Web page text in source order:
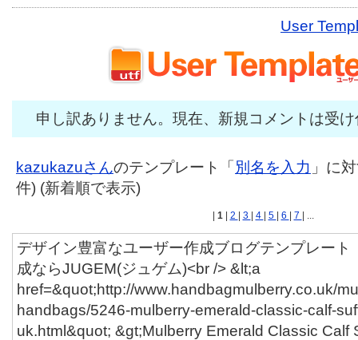
User
申し訳ありません。現在、新規コメントは受
kazukazuさんのテンプレート「 別名を入力 」に
件) (新着順で表示)
1 2 3 4 5 6 7 | ...
デザイン豊富なユーザー作成ブログテンプレート
成ならJUGEM(ジュゲム)<br /> &lt;a
href=&quot;http://www.handbagmulberry.co.uk/
handbags/5246-mulberry-emerald-classic-calf-
uk.html&quot; &gt;Mulberry Emerald Classic Calf